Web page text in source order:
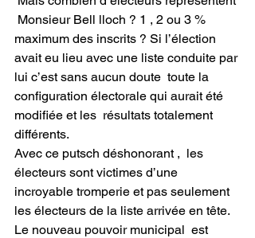
Monsieur Bell lloch ? 1 , 2 ou 3 %
maximum des inscrits ? Si l’élection
avait eu lieu avec une liste conduite par
lui c’est sans aucun doute  toute la
configuration électorale qui aurait été
modifiée et les  résultats totalement
différents.
Avec ce putsch déshonorant ,  les
électeurs sont victimes d’une
incroyable tromperie et pas seulement
les électeurs de la liste arrivée en tête.
Le nouveau pouvoir municipal  est